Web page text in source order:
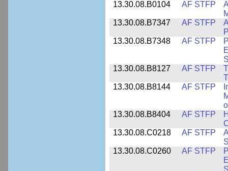
13.30.08.B0104
AF STFP
13.30.08.B7347
AF STFP
13.30.08.B7348
AF STFP
13.30.08.B8127
AF STFP
13.30.08.B8144
AF STFP
13.30.08.B8404
AF STFP
13.30.08.C0218
AF STFP
13.30.08.C0260
AF STFP